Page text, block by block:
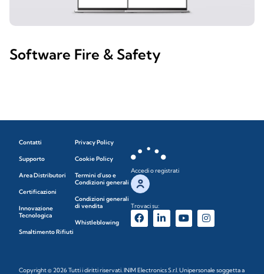
Software Fire & Safety
Contatti
Supporto
Area Distributori
Certificazioni
Innovazione
Tecnologica
Smaltimento Rifiuti
Privacy Policy
Cookie Policy
Termini d'uso e
Condizioni generali
Condizioni generali
di vendita
Whistleblowing
Accedi o registrati
Trovaci su:
Copyright © 2026 Tutti i diritti riservati. INIM Electronics S.r.l. Unipersonale soggetta a